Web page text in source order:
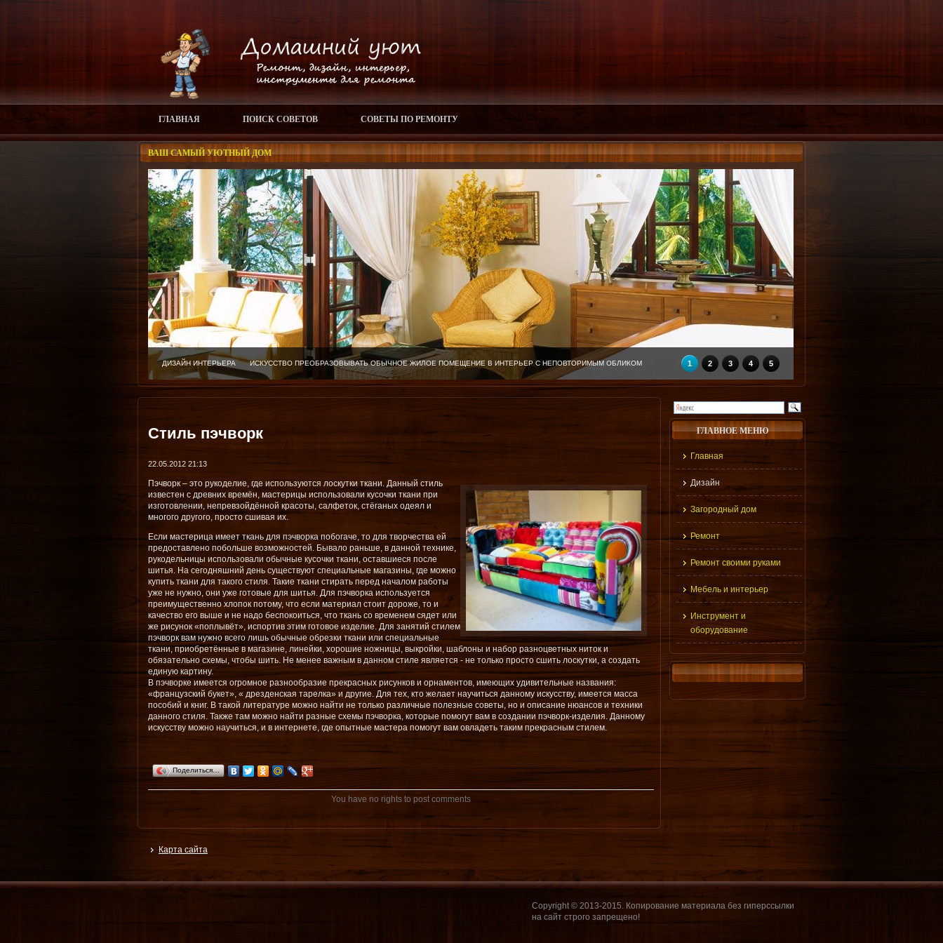
ГЛАВНАЯ ПОИСК СОВЕТОВ СОВЕТЫ ПО РЕМОНТУ
ВАШ САМЫЙ УЮТНЫЙ ДОМ
ДИЗАЙН ИНТЕРЬЕРА ИСКУССТВО ПРЕОБРАЗОВЫВАТЬ ОБЫЧНОЕ ЖИЛОЕ ПОМЕЩЕНИЕ В ИНТЕРЬЕР С НЕПОВТОРИМЫМ ОБЛИКОМ 1 2 3 4 5
Стиль пэчворк
22.05.2012 21:13
Пэчворк – это рукоделие, где используются лоскутки ткани. Данный стиль
известен с древних времён, мастерицы использовали кусочки ткани при
изготовлении, непревзойдённой красоты, салфеток, стёганых одеял и
многого другого, просто сшивая их.
Если мастерица имеет ткань для пэчворка побогаче, то для творчества ей
предоставлено побольше возможностей. Бывало раньше, в данной технике,
рукодельницы использовали обычные кусочки ткани, оставшиеся после
шитья. На сегодняшний день существуют специальные магазины, где можно
купить ткани для такого стиля. Такие ткани стирать перед началом работы
уже не нужно, они уже готовые для шитья. Для пэчворка используется
преимущественно хлопок потому, что если материал стоит дороже, то и
качество его выше и не надо беспокоиться, что ткань со временем сядет или
же рисунок «поплывёт», испортив этим готовое изделие. Для занятий стилем
пэчворк вам нужно всего лишь обычные обрезки ткани или специальные
ткани, приобретённые в магазине, линейки, хорошие ножницы, выкройки, шаблоны и набор разноцветных ниток и
обязательно схемы, чтобы шить. Не менее важным в данном стиле является - не только просто сшить лоскутки, а создать
единую картину.
В пэчворке имеется огромное разнообразие прекрасных рисунков и орнаментов, имеющих удивительные названия:
«французский букет», « дрезденская тарелка» и другие. Для тех, кто желает научиться данному искусству, имеется масса
пособий и книг. В такой литературе можно найти не только различные полезные советы, но и описание нюансов и техники
данного стиля. Также там можно найти разные схемы пэчворка, которые помогут вам в создании пэчворк-изделия. Данному
искусству можно научиться, и в интернете, где опытные мастера помогут вам овладеть таким прекрасным стилем.
Поделиться…
You have no rights to post comments
ГЛАВНОЕ МЕНЮ
Главная
Дизайн
Загородный дом
Ремонт
Ремонт своими руками
Мебель и интерьер
Инструмент и
оборудование
Карта сайта
Copyright © 2013-2015. Копирование материала без гиперссылки
на сайт строго запрещено!